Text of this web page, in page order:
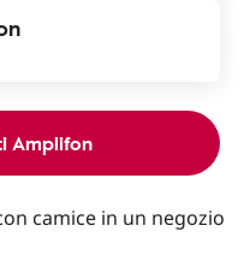
Amplifon